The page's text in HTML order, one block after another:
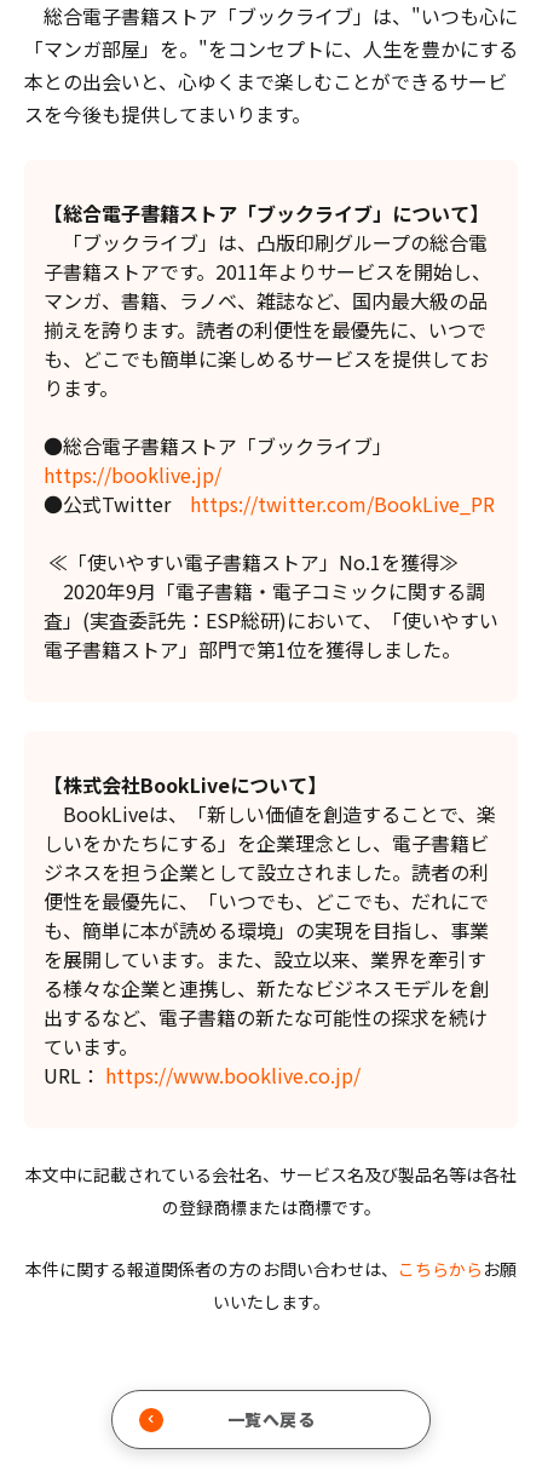
総合電子書籍ストア「ブックライブ」は、"いつも心に
「マンガ部屋」を。"をコンセプトに、人生を豊かにする
本との出会いと、心ゆくまで楽しむことができるサービ
スを今後も提供してまいります。
【総合電子書籍ストア「ブックライブ」について】
「ブックライブ」は、凸版印刷グループの総合電
子書籍ストアです。2011年よりサービスを開始し、
マンガ、書籍、ラノベ、雑誌など、国内最大級の品
揃えを誇ります。読者の利便性を最優先に、いつで
も、どこでも簡単に楽しめるサービスを提供してお
ります。
●総合電子書籍ストア「ブックライブ」
https://booklive.jp/
●公式Twitter https://twitter.com/BookLive_PR
≪「使いやすい電子書籍ストア」No.1を獲得≫
2020年9月「電子書籍・電子コミックに関する調
査」(実査委託先：ESP総研)において、「使いやすい
電子書籍ストア」部門で第1位を獲得しました。
【株式会社BookLiveについて】
BookLiveは、「新しい価値を創造することで、楽
しいをかたちにする」を企業理念とし、電子書籍ビ
ジネスを担う企業として設立されました。読者の利
便性を最優先に、「いつでも、どこでも、だれにで
も、簡単に本が読める環境」の実現を目指し、事業
を展開しています。また、設立以来、業界を牽引す
る様々な企業と連携し、新たなビジネスモデルを創
出するなど、電子書籍の新たな可能性の探求を続け
ています。
URL： https://www.booklive.co.jp/
本文中に記載されている会社名、サービス名及び製品名等は各社
の登録商標または商標です。
本件に関する報道関係者の方のお問い合わせは、 こちらから お願
いいたします。
一覧へ戻る